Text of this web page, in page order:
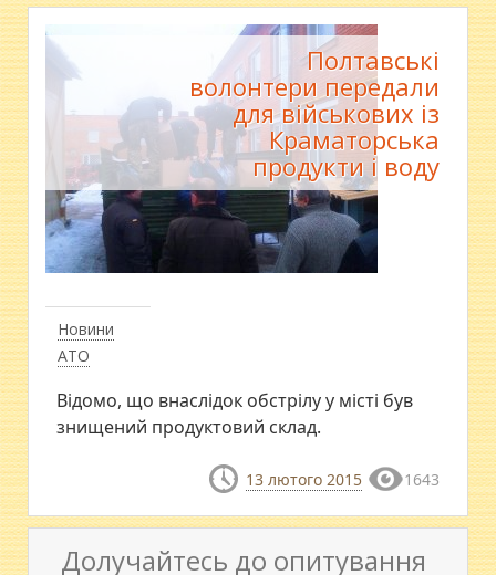
Новини
АТО
Полтавські
волонтери передали
для військових із
Краматорська
продукти і воду
Відомо, що внаслідок обстрілу у місті був
знищений продуктовий склад.
13 лютого 2015 1643
Долучайтесь до опитування